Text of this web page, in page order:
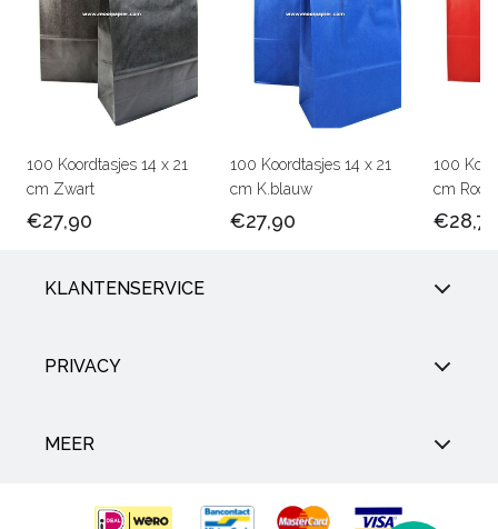
100 Koordtasjes 14 x 21
cm Zwart
€27,90
100 Koordtasjes 14 x 21
cm K.blauw
€27,90
100
cm Rood
€28,75
KLANTENSERVICE
PRIVACY
MEER